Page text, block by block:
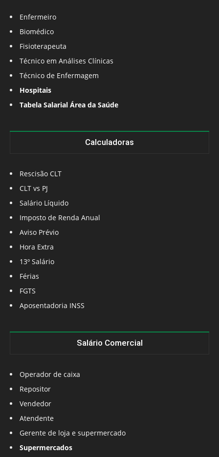
Enfermeiro
Biomédico
Fisioterapeuta
Técnico em Análises Clínicas
Técnico de Enfermagem
Hospitais
Tabela Salarial Área da Saúde
Calculadoras
Rescisão CLT
CLT vs PJ
Salário Líquido
Imposto de Renda Anual
Aviso Prévio
Hora Extra
13º Salário
Férias
FGTS
Aposentadoria INSS
Salário Comercial
Operador de caixa
Repositor
Vendedor
Atendente
Gerente de loja e supermercado
Supermercados